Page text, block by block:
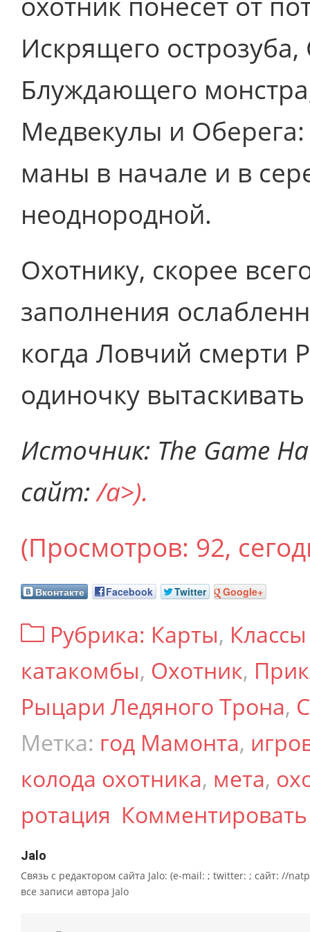
Искрящего острозуба,
Блуждающего
Медвекулы и
маны в начале и в
неоднородной.
Охотнику, скорее
заполнения
когда Ловчий смерти
одиночку
Источник: The Game
сайт:/a>).
(Просмотров: 92,
Вконтакте Facebook Twitter Google+
Рубрика: Карты,
катакомбы, Охотник,
Рыцари Ледяного Трона,
Метка: год Мамонта,
колода охотника, мета,
ротация Комментировать
Jalo
Связь с редактором сайта Jalo: (e-mail: ; twitter: ; сайт: //
все записи автора Jalo